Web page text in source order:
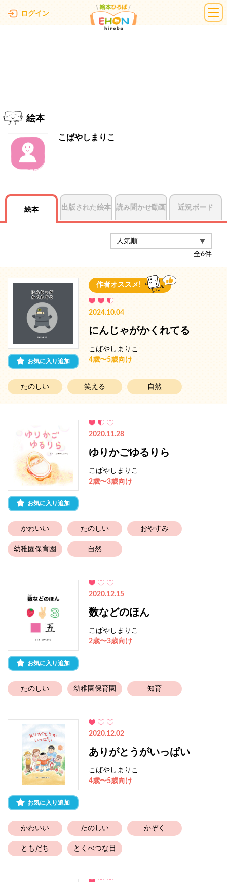
ログイン 絵本ひろば
絵本
こばやしまりこ
絵本 出版された絵本 読み聞かせ動画 近況ボード
全6件
お気に入り追加
作者オススメ!
2024.10.04
にんじゃがかくれてる
こばやしまりこ
4歳〜5歳向け
たのしい 笑える 自然
お気に入り追加
2020.11.28
ゆりかごゆるりら
こばやしまりこ
2歳〜3歳向け
かわいい たのしい おやすみ
幼稚園保育園 自然
お気に入り追加
2020.12.15
数などのほん
こばやしまりこ
2歳〜3歳向け
たのしい 幼稚園保育園 知育
お気に入り追加
2020.12.02
ありがとうがいっぱい
こばやしまりこ
4歳〜5歳向け
かわいい たのしい かぞく
ともだち とくべつな日